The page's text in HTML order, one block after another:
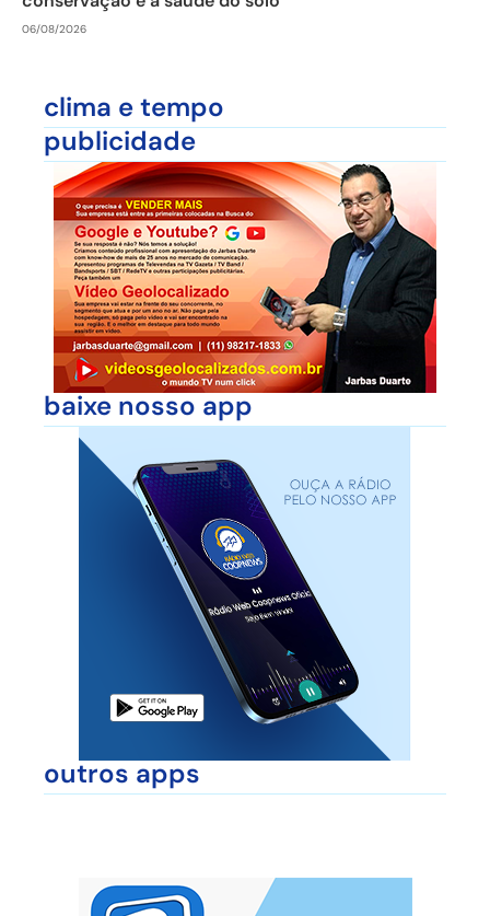
06/08/2026
clima e tempo
publicidade
baixe nosso app
outros apps